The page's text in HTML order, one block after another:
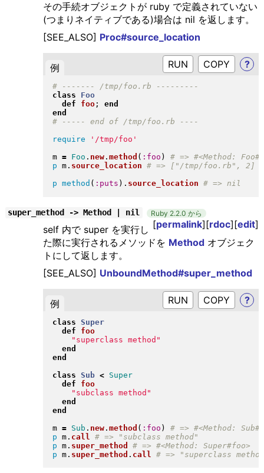
その手続オブジェクトが ruby で定義されていない
(つまりネイティブである)場合は nil を返します。
[SEE_ALSO] Proc#source_location
例 RUN ?
class
Foo
def
foo; end
end
require
'/tmp/foo'
m = Foo . new. method ( :foo )
p m. source_location
p method ( :puts ) . source_location
super_method -> Method | nil Ruby 2.2.0 から
[permalink][rdoc][edit]
self 内で super を実行し
た際に実行されるメソッドを Methodオブジェク
トにして返します。
[SEE_ALSO] UnboundMethod#super_method
例 RUN ?
class Super
def
foo
" superclass method "
end
end
class Sub <
Super
def
foo
" subclass method "
end
end
m = Sub . new. method ( :foo )
p m. call
p m. super_method
p m. super_method . call